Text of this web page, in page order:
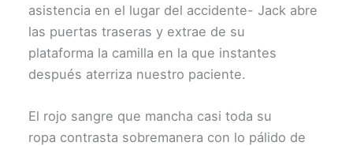
asistencia en el lugar del accidente- Jack abre
las puertas traseras y extrae de su
plataforma la camilla en la que instantes
después aterriza nuestro paciente.
El rojo sangre que mancha casi toda su
ropa contrasta sobremanera con lo pálido de